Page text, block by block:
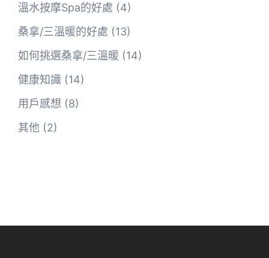
溫水按摩Spa的好處 (4)
桑拿/三溫暖的好處 (13)
如何挑選桑拿/三溫暖 (14)
健康知識 (14)
用戶感想 (8)
其他 (2)